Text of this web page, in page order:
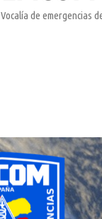
Vocalía de emergencias